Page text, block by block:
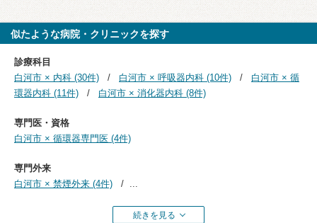
似たような病院・クリニックを探す
診療科目
白河市 × 内科 (30件)
白河市 × 呼吸器内科 (10件)
白河市 × 循
環器内科 (11件)
白河市 × 消化器内科 (8件)
専門医・資格
白河市 × 循環器専門医 (4件)
専門外来
白河市 × 禁煙外来 (4件)
...
続きを見る